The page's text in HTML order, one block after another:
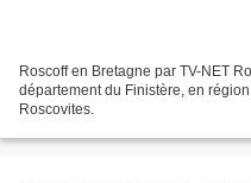
Roscoff en Bretagne par TV-NET
département du Finistère, en
Roscovites.